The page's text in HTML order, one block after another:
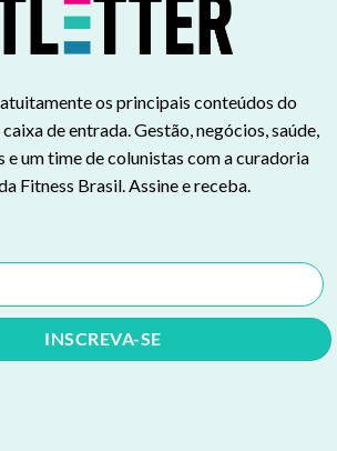
os principais conteúdos do
de entrada. Gestão, negócios, saúde,
e um time de colunistas com a curadoria
Fitness Brasil. Assine e receba.